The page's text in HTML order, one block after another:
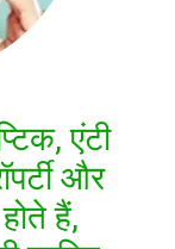
एंटी
और
हैं,